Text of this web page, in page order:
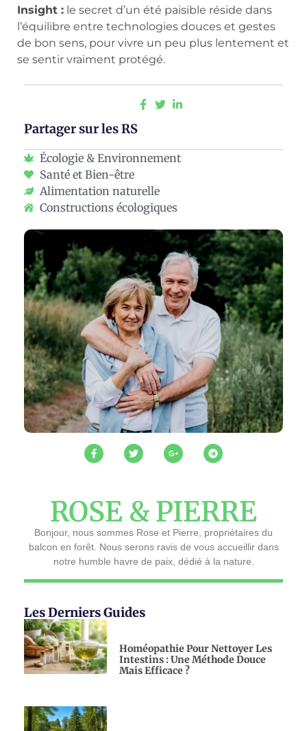
Insight : le secret d’un été paisible réside dans
l’équilibre entre technologies douces et gestes
de bon sens, pour vivre un peu plus lentement et
se sentir vraiment protégé.
Partager sur les RS
Écologie & Environnement
Santé et Bien-être
Alimentation naturelle
Constructions écologiques
ROSE & PIERRE
Bonjour, nous sommes Rose et Pierre, propriétaires du
balcon en forêt. Nous serons ravis de vous accueillir dans
notre humble havre de paix, dédié à la nature.
Les Derniers Guides
Homéopathie Pour Nettoyer Les
Intestins : Une Méthode Douce
Mais Efficace ?